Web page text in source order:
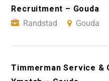
Recruitment – Gouda
Randstad
Gouda
Timmerman Service &